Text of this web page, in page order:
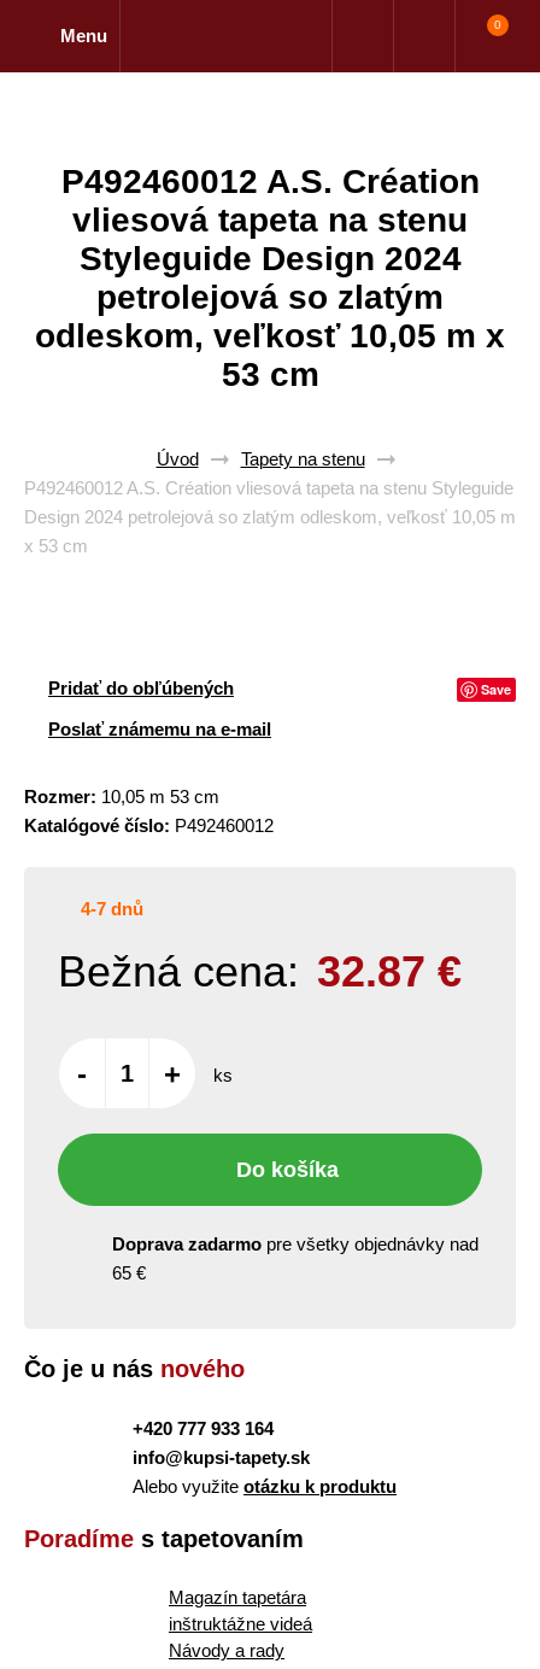
Menu
0
P492460012 A.S. Création
vliesová tapeta na stenu
Styleguide Design 2024
petrolejová so zlatým
odleskom, veľkosť 10,05 m x
53 cm
Úvod
Tapety na stenu
P492460012 A.S. Création vliesová tapeta na stenu Styleguide
Design 2024 petrolejová so zlatým odleskom, veľkosť 10,05 m
x 53 cm
Pridať do obľúbených Save
Poslať známemu na e-mail
Rozmer: 10,05 m 53 cm
Katalógové číslo: P492460012
4-7 dnů
Bežná cena: 32.87 €
- + ks
Do košíka
Doprava zadarmo pre všetky objednávky nad
65 €
Čo je u nás nového
+420 777 933 164
info@kupsi-tapety.sk
Alebo využite otázku k produktu
Poradíme s tapetovaním
Magazín tapetára
inštruktážne videá
Návody a rady